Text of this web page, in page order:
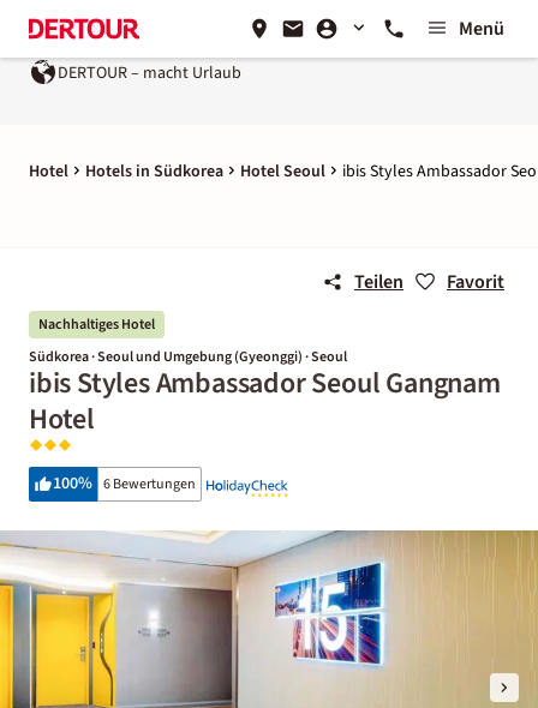
Menü
DERTOUR – macht Urlaub
Hotel Hotels in Südkorea Hotel Seoul ibis Styles Ambassador
Teilen Favorit
Nachhaltiges Hotel
Südkorea · Seoul und Umgebung (Gyeonggi) · Seoul
ibis Styles Ambassador Seoul Gangnam
Hotel
100% 6 Bewertungen